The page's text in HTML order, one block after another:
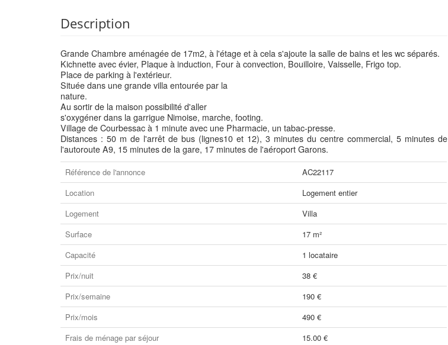
Description
Grande Chambre aménagée de 17m2, à l'étage et à cela s'ajoute la salle de bains et les wc séparés.
Kichnette avec évier, Plaque à induction, Four à convection, Bouilloire, Vaisselle, Frigo top.
Place de parking à l'extérieur.
Située dans une grande villa entourée par la
nature.
Au sortir de la maison possibilité d'aller
s'oxygéner dans la garrigue Nimoise, marche, footing.
Village de Courbessac à 1 minute avec une Pharmacie, un tabac-presse.
Distances : 50 m de l'arrêt de bus (lignes10 et 12), 3 minutes du centre commercial, 5 minutes de
l'autoroute A9, 15 minutes de la gare, 17 minutes de l'aéroport Garons.
Référence de l'annonce
AC22117
Location
Logement entier
Logement
Villa
Surface
17 m²
Capacité
1 locataire
Prix/nuit
38 €
Prix/semaine
190 €
Prix/mois
490 €
Frais de ménage par séjour
15.00 €